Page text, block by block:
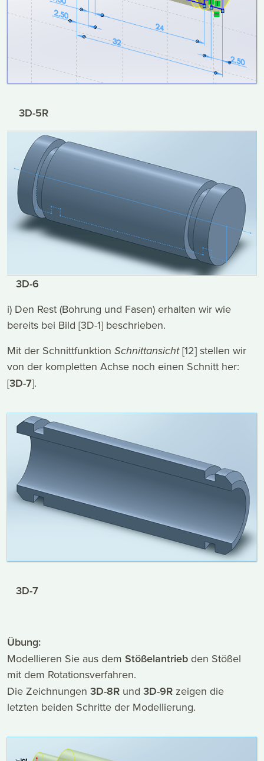
3D-5R
3D-6
i) Den Rest (Bohrung und Fasen) erhalten wir wie
bereits bei Bild [3D-1] beschrieben.
Mit der Schnittfunktion Schnittansicht[12] stellen wir
von der kompletten Achse noch einen Schnitt her:
[3D-7].
3D-7
Übung:
Modellieren Sie aus dem Stößelantrieb den Stößel
mit dem Rotationsverfahren.
Die Zeichnungen 3D-8R und 3D-9R zeigen die
letzten beiden Schritte der Modellierung.